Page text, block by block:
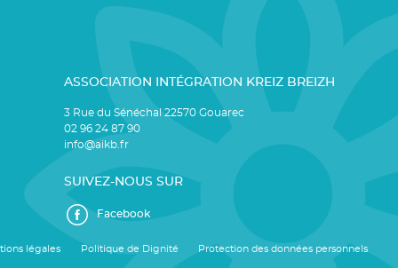
ASSOCIATION INTÉGRATION KREIZ BREIZH
3 Rue du Sénéchal 22570 Gouarec
02 96 24 87 90
info@aikb.fr
SUIVEZ-NOUS SUR
Facebook
légales Politique de Dignité Protection des données personnels